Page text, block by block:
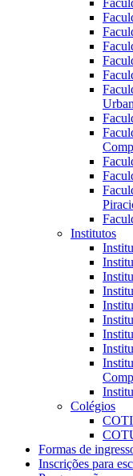
Institutos
Colégios
Formas de
Inscrições para